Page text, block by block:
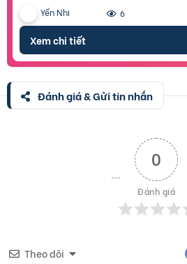
Yến Nhi 6
Xem chi tiết
Đánh giá & Gửi tin nhắn
0
Đánh giá
Theo dõi